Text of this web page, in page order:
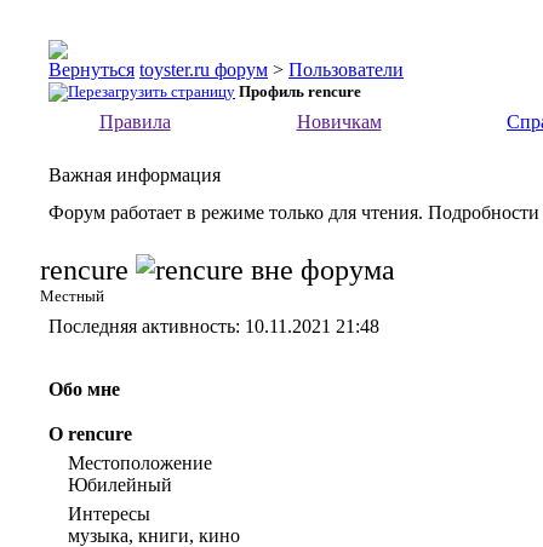
toyster.ru форум > Пользователи
Профиль rencure
Правила Новичкам
Важная информация
Форум работает в режиме только для чтения.
rencure
Местный
Последняя активность: 10.11.2021 21:48
Обо мне
О rencure
Местоположение
Юбилейный
Интересы
музыка, книги, кино